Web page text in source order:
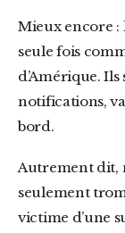
Mieux encore : les versements ne tombent pas en une
seule fois
d’Amérique.
notifications,
bord.
Autrement dit, notre homme ne se serait pas
seulement
victime d’une